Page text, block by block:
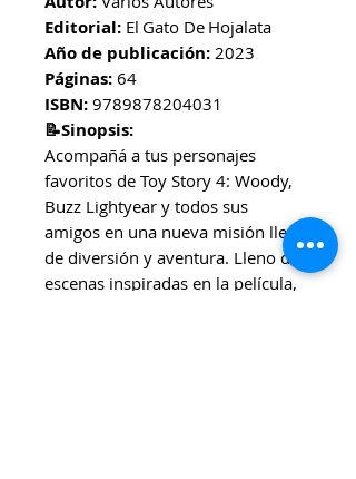
Editorial: El Gato De Hojalata
Año de publicación: 2023
Páginas: 64
ISBN: 9789878204031
📝Sinopsis:
Acompañá a tus personajes
favoritos de Toy Story 4: Woody,
Buzz Lightyear y todos sus
amigos en una nueva misión llena
de diversión y aventura. Lleno de
escenas inspiradas en la película,